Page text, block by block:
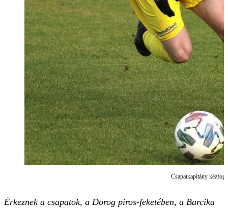
Csapatkapitány
Érkeznek a csapatok, a Dorog piros-feketében, a Barcika